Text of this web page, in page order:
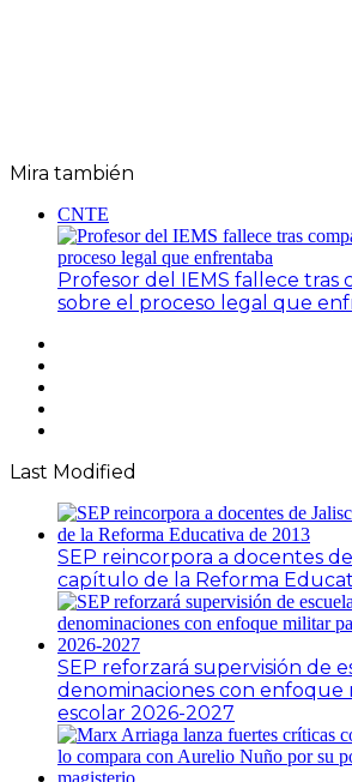
Mira también
CNTE
Profesor del IEMS fallece tras
sobre el proceso legal que
Last Modified
SEP reincorpora a docentes
capítulo de la Reforma
SEP reforzará supervisión de
denominaciones con enfoque
escolar 2026-2027